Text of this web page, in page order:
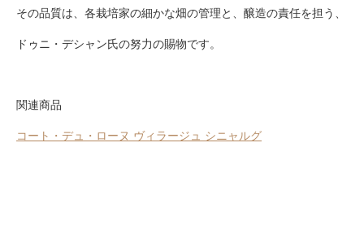
その品質は、各栽培家の細かな畑の管理と、醸造の責任を担う、
ドゥニ・デシャン氏の努力の賜物です。
関連商品
コート・デュ・ローヌ ヴィラージュ シニャルグ